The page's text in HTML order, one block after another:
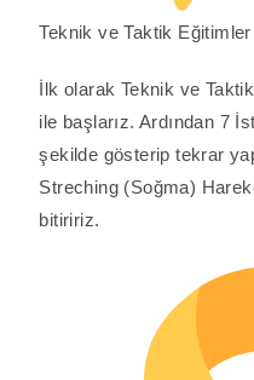
Teknik ve Taktik Eğitimler
İlk olarak Teknik ve
ile başlarız. Ardından 7
şekilde gösterip tekrar
Streching (Soğma)
bitiririz.